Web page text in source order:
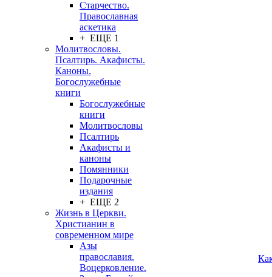
Старчество.
Православная
аскетика
+ ЕЩЕ 1
Молитвословы.
Псалтирь. Акафисты.
Каноны.
Богослужебные
книги
Богослужебные
книги
Молитвословы
Псалтирь
Акафисты и
каноны
Помянники
Подарочные
издания
+ ЕЩЕ 2
Жизнь в Церкви.
Христианин в
современном мире
Азы
православия.
Воцерковление.